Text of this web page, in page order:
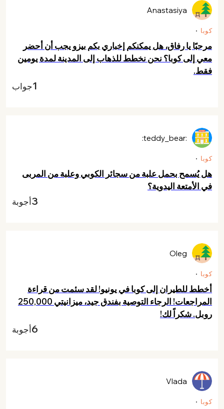
كوبا
مرحبًا يا رفاق، هل يمكنكم إخباري بكم بيزو يجب أن أحضر
معي إلى كوبا؟ نحن نخطط للذهاب إلى المدينة لمدة يومين
فقط.
Anastasiya
1جواب
كوبا
هل يُسمح بحمل علبة من سجائر الكوبي وعلبة من المربى
في الأمتعة اليدوية؟
:teddy_bear:
3أجوبة
كوبا
أخطط للطيران إلى كوبا في يونيو! لقد سئمت من قراءة
المراجعات! الرجاء التوصية بفندق جيد، ميزانيتي 250,000
روبل. شكراً لك!
Oleg
6أجوبة
كوبا
Vlada